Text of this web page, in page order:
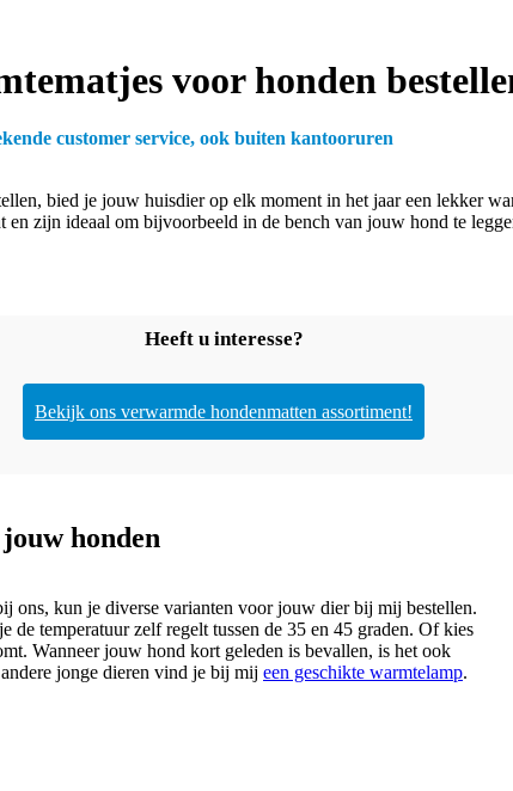
voor honden
customer service, ook buiten kantooruren
bied je jouw huisdier op elk moment in het jaar een lekker
zijn ideaal om bijvoorbeeld in de bench van jouw hond te
Heeft u interesse?
Bekijk ons verwarmde hondenmatten assortiment!
honden
ons, kun je diverse varianten voor jouw dier bij mij bestellen.
de temperatuur zelf regelt tussen de 35 en 45 graden. Of kies
Wanneer jouw hond kort geleden is bevallen, is het ook
jonge dieren vind je bij mij een geschikte warmtelamp.